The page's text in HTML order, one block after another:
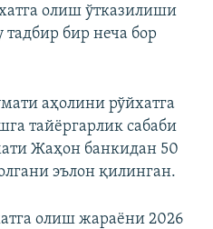
олиш ўтказилиши
бир неча бор
аҳолини рўйхатга
тайëргарлик сабаби
Жаҳон банкидан 50
эълон қилинган.
олиш жараёни 2026